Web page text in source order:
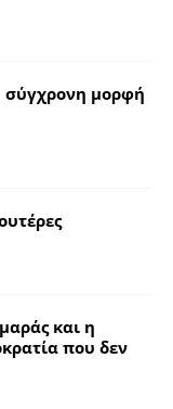
μορφή
και η
που δεν